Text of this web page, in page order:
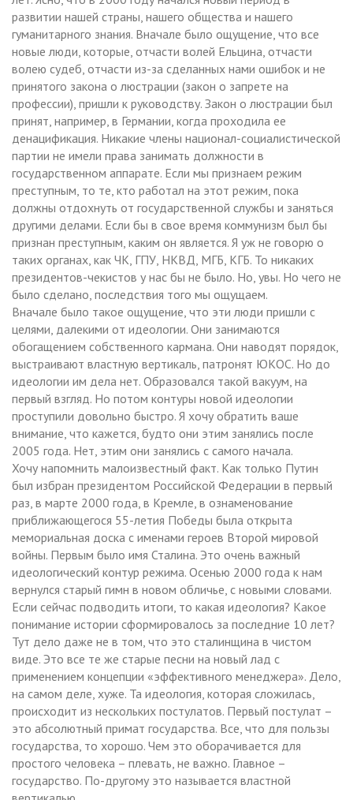
развитии нашей страны, нашего общества и нашего
гуманитарного знания. Вначале было ощущение, что все
новые люди, которые, отчасти волей Ельцина, отчасти
волею судеб, отчасти из-за сделанных нами ошибок и не
принятого закона о люстрации (закон о запрете на
профессии), пришли к руководству. Закон о люстрации был
принят, например, в Германии, когда проходила ее
денацификация. Никакие члены национал-социалистической
партии не имели права занимать должности в
государственном аппарате. Если мы признаем режим
преступным, то те, кто работал на этот режим, пока
должны отдохнуть от государственной службы и заняться
другими делами. Если бы в свое время коммунизм был бы
признан преступным, каким он является. Я уж не говорю о
таких органах, как ЧК, ГПУ, НКВД, МГБ, КГБ. То никаких
президентов-чекистов у нас бы не было. Но, увы. Но чего не
было сделано, последствия того мы ощущаем.
Вначале было такое ощущение, что эти люди пришли с
целями, далекими от идеологии. Они занимаются
обогащением собственного кармана. Они наводят порядок,
выстраивают властную вертикаль, патронят ЮКОС. Но до
идеологии им дела нет. Образовался такой вакуум, на
первый взгляд. Но потом контуры новой идеологии
проступили довольно быстро. Я хочу обратить ваше
внимание, что кажется, будто они этим занялись после
2005 года. Нет, этим они занялись с самого начала.
Хочу напомнить малоизвестный факт. Как только Путин
был избран президентом Российской Федерации в первый
раз, в марте 2000 года, в Кремле, в ознаменование
приближающегося 55-летия Победы была открыта
мемориальная доска с именами героев Второй мировой
войны. Первым было имя Сталина. Это очень важный
идеологический контур режима. Осенью 2000 года к нам
вернулся старый гимн в новом обличье, с новыми словами.
Если сейчас подводить итоги, то какая идеология? Какое
понимание истории сформировалось за последние 10 лет?
Тут дело даже не в том, что это сталинщина в чистом
виде. Это все те же старые песни на новый лад с
применением концепции «эффективного менеджера». Дело,
на самом деле, хуже. Та идеология, которая сложилась,
происходит из нескольких постулатов. Первый постулат –
это абсолютный примат государства. Все, что для пользы
государства, то хорошо. Чем это оборачивается для
простого человека – плевать, не важно. Главное –
государство. По-другому это называется властной